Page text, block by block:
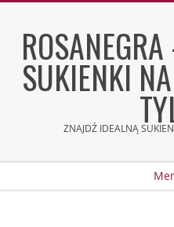
content
SUKIENKI
ZNAJDŹ IDEALNĄ